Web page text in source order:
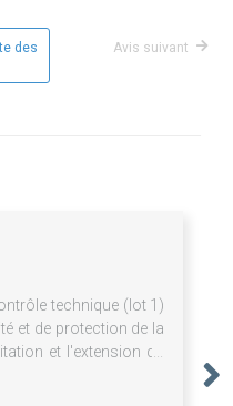
des
Avis suivant
technique (lot 1)
et de protection de la
et l'extension du